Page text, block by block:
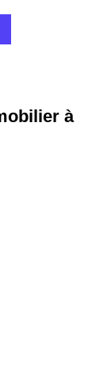
à